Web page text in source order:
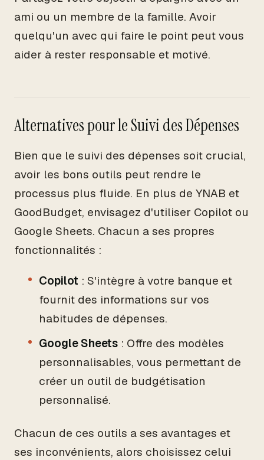
ami ou un membre de la famille. Avoir
quelqu'un avec qui faire le point peut vous
aider à rester responsable et motivé.
Alternatives pour le Suivi des Dépenses
Bien que le suivi des dépenses soit crucial,
avoir les bons outils peut rendre le
processus plus fluide. En plus de YNAB et
GoodBudget, envisagez d'utiliser Copilot ou
Google Sheets. Chacun a ses propres
fonctionnalités :
Copilot : S'intègre à votre banque et
fournit des informations sur vos
habitudes de dépenses.
Google Sheets : Offre des modèles
personnalisables, vous permettant de
créer un outil de budgétisation
personnalisé.
Chacun de ces outils a ses avantages et
ses inconvénients, alors choisissez celui